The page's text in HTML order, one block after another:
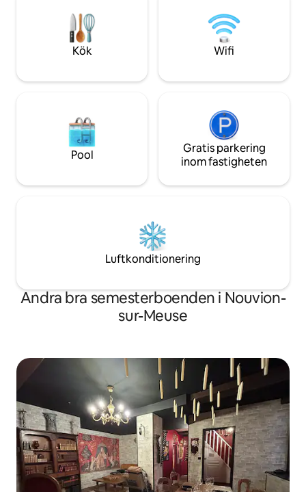
och med vår stjärnklara himmel är det
som om du sover under stjärnorna. ✨
Kök Wifi
Pool
Gratis parkering
inom fastigheten
Luftkonditionering
Andra bra semesterboenden i Nouvion-
sur-Meuse